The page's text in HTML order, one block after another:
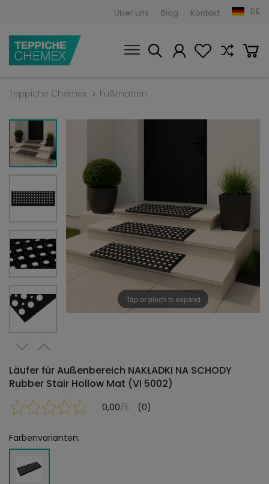
Über uns Blog Kontakt DE
Teppiche Chemex Fußmatten
Tap or pinch to expand
Läufer für Außenbereich NAKŁADKI NA SCHODY
Rubber Stair Hollow Mat (VI 5002)
0,00/5 (0)
Farbenvarianten: